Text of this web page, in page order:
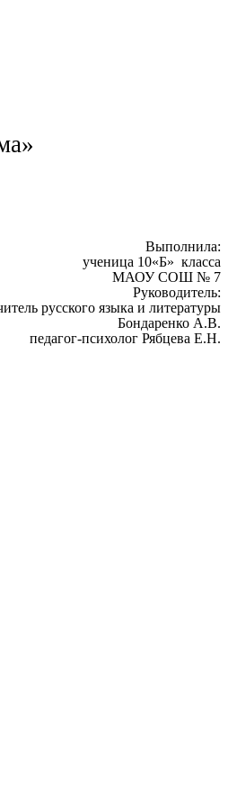
Выполнила:
ученица 10«Б» класса
МАОУ СОШ № 7
русского языка и литературы
Бондаренко А.В.
педагог-психолог Рябцева Е.Н.